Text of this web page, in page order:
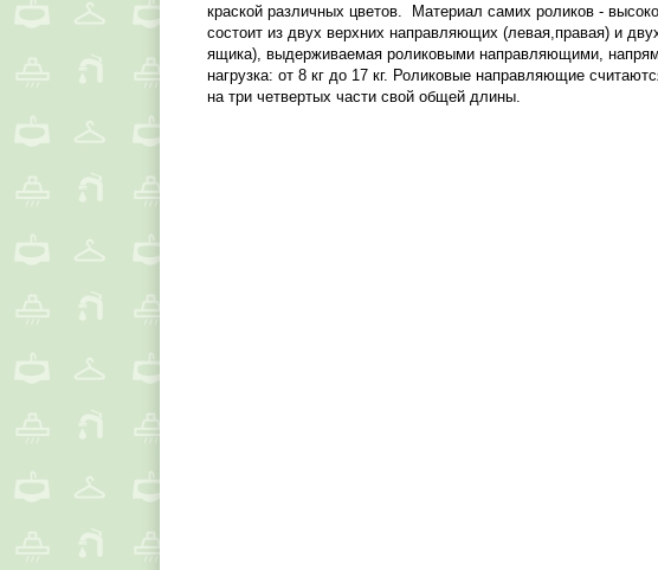
краской различных цветов. Материал самих роликов -
состоит из двух верхних направляющих (левая,правая) и
ящика), выдерживаемая роликовыми направляющими,
нагрузка: от 8 кг до 17 кг. Роликовые направляющие
на три четвертых части свой общей длины.